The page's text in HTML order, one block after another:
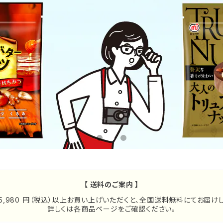
【 送料のご案内 】
円（税込）以上お買い上げいただくと、全国送料無料にてお届けし
詳しくは各商品ページをご確認ください。